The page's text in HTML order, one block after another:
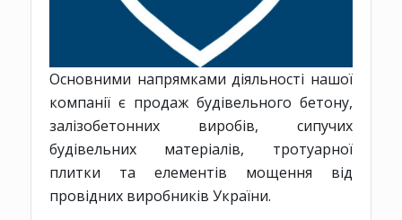
Основними напрямками діяльності нашої
компанії є продаж будівельного бетону,
залізобетонних виробів, сипучих
будівельних матеріалів, тротуарної
плитки та елементів мощення від
провідних виробників України.